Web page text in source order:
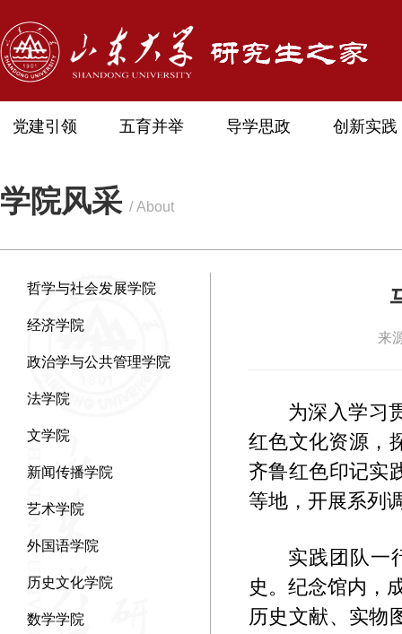
党建引领 五育并举 导学思政 创新实践
学院风采 / About
哲学与社会发展学院
经济学院
政治学与公共管理学院
法学院
文学院
新闻传播学院
艺术学院
外国语学院
历史文化学院
数学学院
来
为深入学习
红色文化资源，
齐鲁红色印记实
等地，开展系列
实践团队一
史。纪念馆内，
历史文献、实物